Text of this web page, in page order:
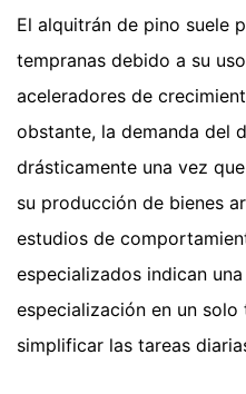
El alquitrán de pino suele
tempranas debido a su
aceleradores de
obstante, la demanda del
drásticamente una vez
su producción de bienes
estudios de
especializados indican
especialización en un
simplificar las tareas